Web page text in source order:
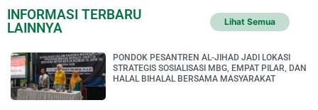
INFORMASI TERBARU
LAINNYA
Lihat Semua
PONDOK PESANTREN AL-JIHAD JADI LOKASI
STRATEGIS SOSIALISASI MBG, EMPAT PILAR, DAN
HALAL BIHALAL BERSAMA MASYARAKAT